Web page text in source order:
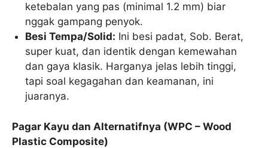
ketebalan yang pas (minimal 1.2 mm) biar
nggak gampang penyok.
Besi Tempa/Solid: Ini besi padat, Sob. Berat,
super kuat, dan identik dengan kemewahan
dan gaya klasik. Harganya jelas lebih tinggi,
tapi soal kegagahan dan keamanan, ini
juaranya.
Pagar Kayu dan Alternatifnya (WPC – Wood
Plastic Composite)